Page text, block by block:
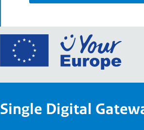
Ga
Your
Single Digital